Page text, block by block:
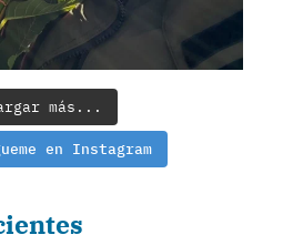
más...
en Instagram